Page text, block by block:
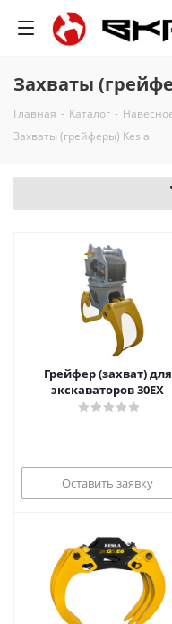
Захваты
Главная - Каталог -
Захваты (грейферы) Kesla
Грейфер (захват) для
экскаваторов 30EX
Оставить заявку